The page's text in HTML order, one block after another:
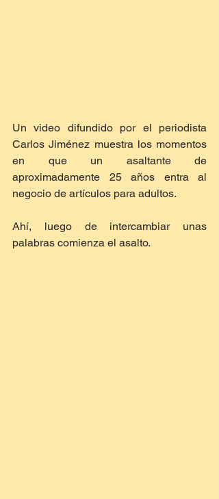
Un video difundido por el periodista
Carlos Jiménez muestra los momentos
en que un asaltante de
aproximadamente 25 años entra al
negocio de artículos para adultos.
Ahí, luego de intercambiar unas
palabras comienza el asalto.